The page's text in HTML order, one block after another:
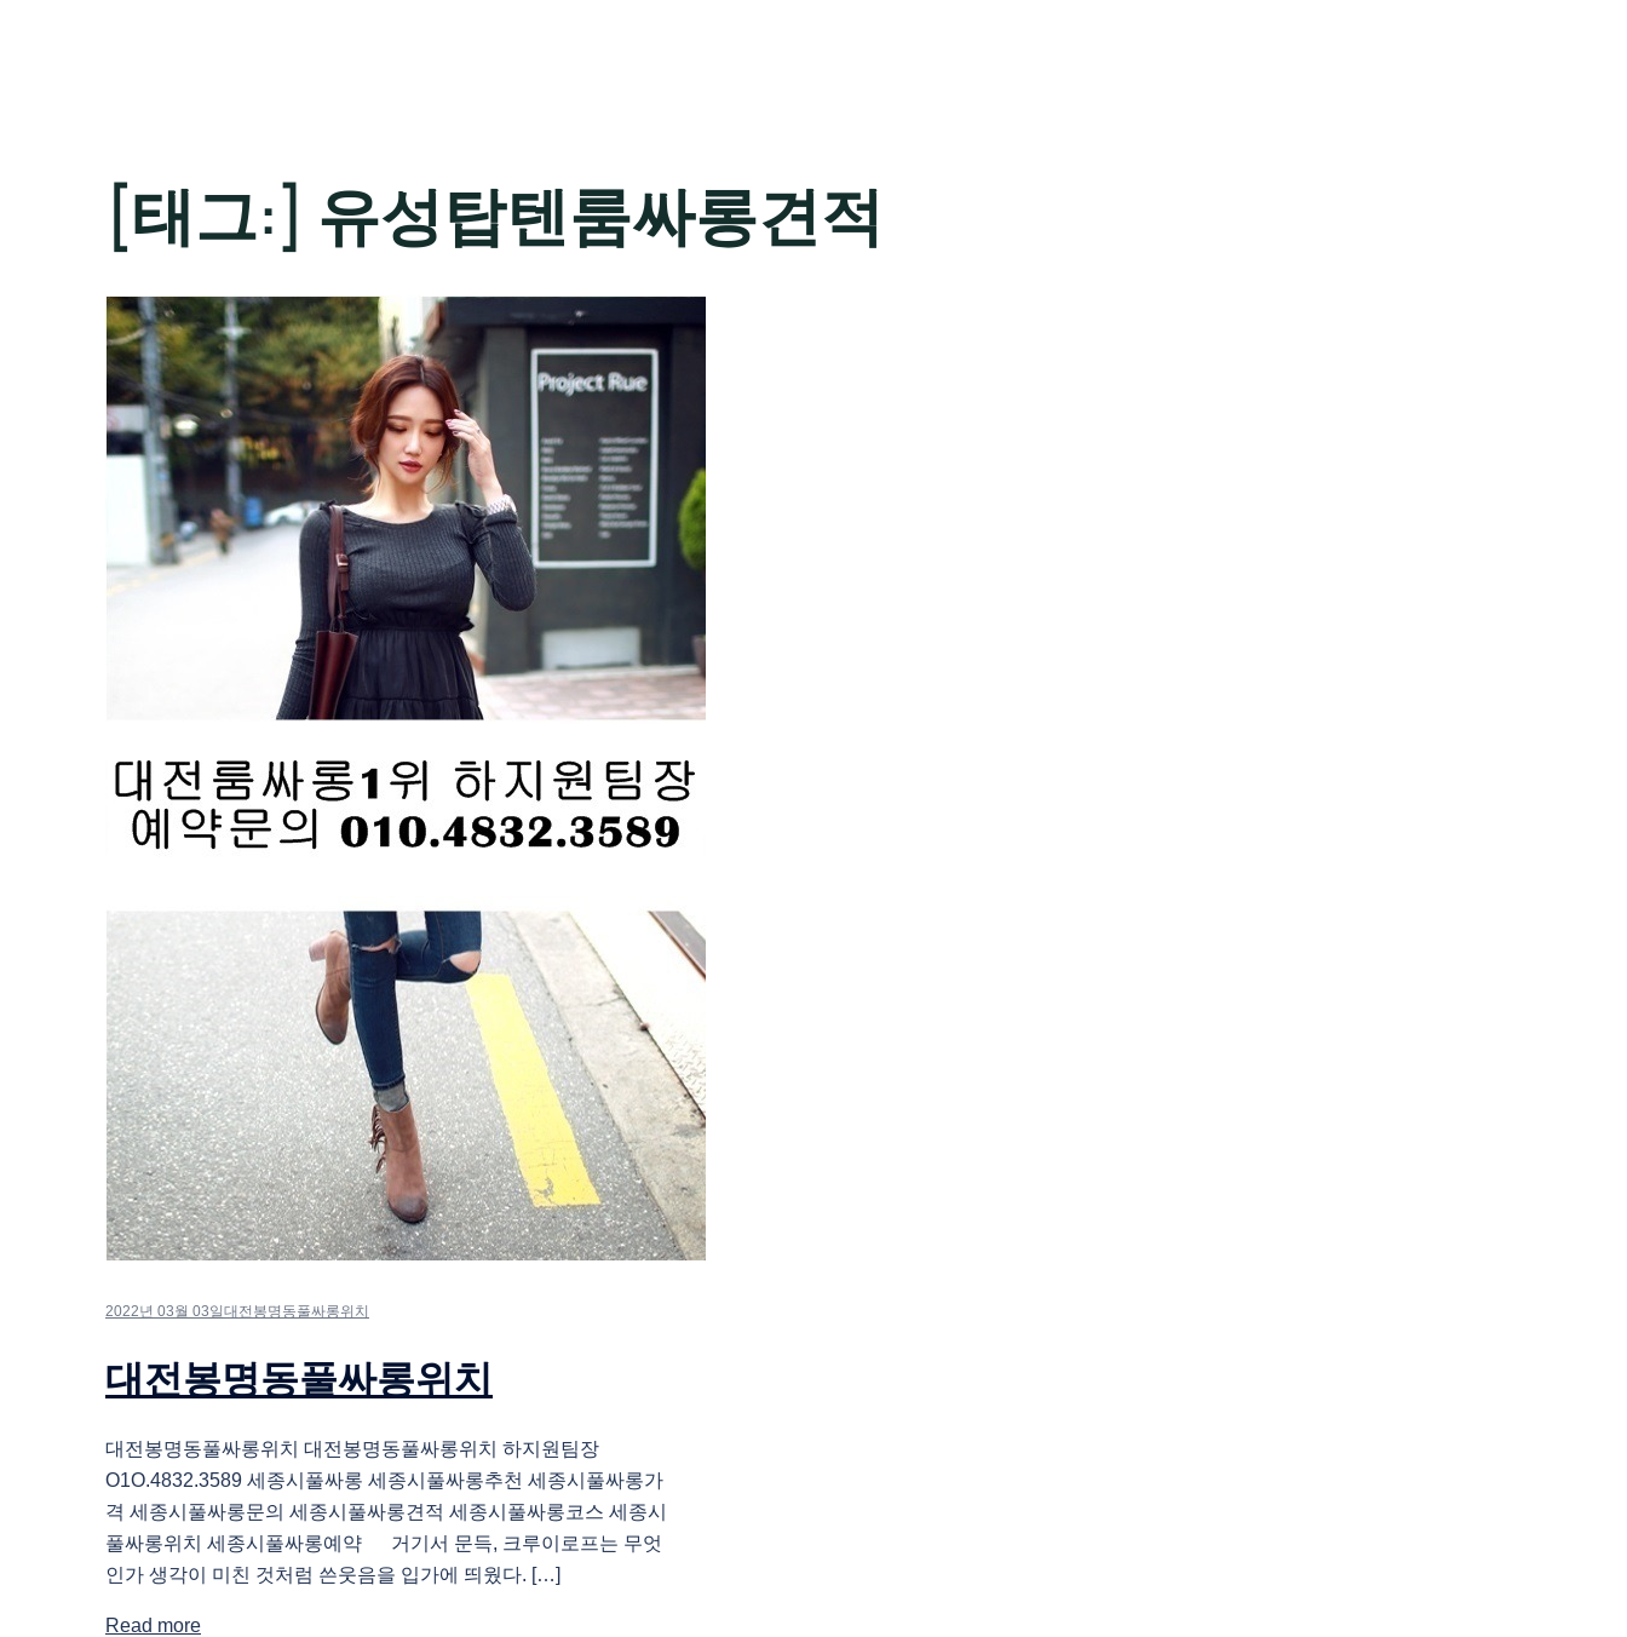
[태그:] 유성탑텐룸싸롱견적
2022년 03월 03일대전봉명동풀싸롱위치
대전봉명동풀싸롱위치
대전봉명동풀싸롱위치 대전봉명동풀싸롱위치 하지원팀장
O1O.4832.3589 세종시풀싸롱 세종시풀싸롱추천 세종시풀싸롱가
격 세종시풀싸롱문의 세종시풀싸롱견적 세종시풀싸롱코스 세종시
풀싸롱위치 세종시풀싸롱예약 거기서 문득, 크루이로프는 무엇
인가 생각이 미친 것처럼 쓴웃음을 입가에 띄웠다. […]
Read more